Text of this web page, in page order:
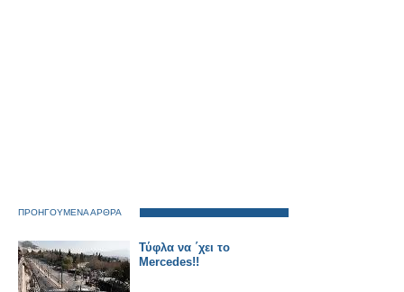
ΠΡΟΗΓΟΥΜΕΝΑ ΑΡΘΡΑ
Τύφλα να ΄χει το
Mercedes!!